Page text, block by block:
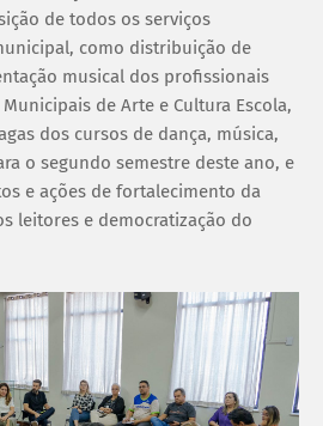
de todos os serviços
como distribuição de
musical dos profissionais
de Arte e Cultura Escola,
dos cursos de dança, música,
o segundo semestre deste ano, e
e ações de fortalecimento da
leitores e democratização do